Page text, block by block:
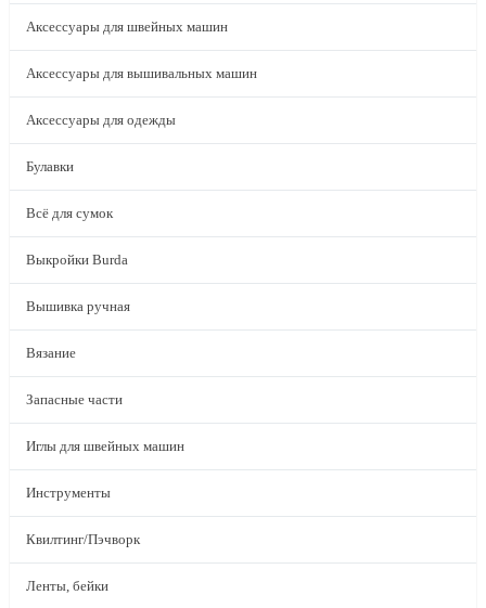
Аксессуары для швейных машин
Аксессуары для вышивальных машин
Аксессуары для одежды
Булавки
Всё для сумок
Выкройки Burda
Вышивка ручная
Вязание
Запасные части
Иглы для швейных машин
Инструменты
Квилтинг/Пэчворк
Ленты, бейки